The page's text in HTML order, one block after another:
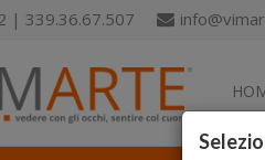
| 339.36.67.507